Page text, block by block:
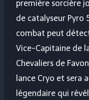
première sorcière
de catalyseur Pyro
combat peut
Vice-Capitaine de
Chevaliers de
lance Cryo et sera
légendaire qui